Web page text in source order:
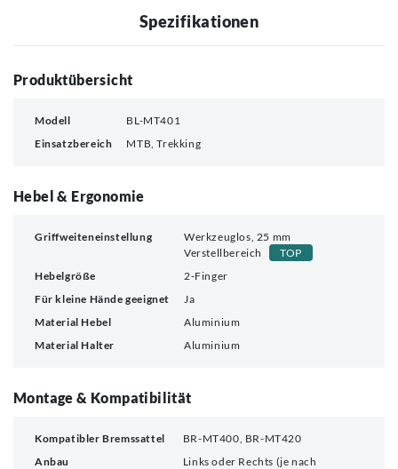
Spezifikationen
Produktübersicht
Modell
BL-MT401
Einsatzbereich
MTB, Trekking
Hebel & Ergonomie
Griffweiteneinstellung
Werkzeuglos, 25 mm
Verstellbereich
TOP
Hebelgröße
2-Finger
Für kleine Hände geeignet
Ja
Material Hebel
Aluminium
Material Halter
Aluminium
Montage & Kompatibilität
Kompatibler Bremssattel
BR-MT400, BR-MT420
Anbau
Links oder Rechts (je nach